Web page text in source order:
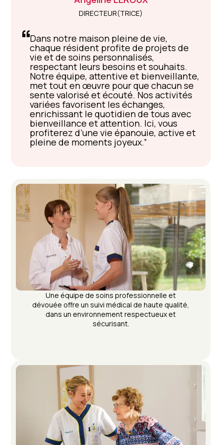
DIRECTEUR(TRICE)
Dans notre maison pleine de vie,
chaque résident profite de projets de
vie et de soins personnalisés,
respectant leurs besoins et souhaits.
Notre équipe, attentive et bienveillante,
met tout en œuvre pour que chacun se
sente valorisé et écouté. Nos activités
variées favorisent les échanges,
enrichissant le quotidien de tous avec
bienveillance et attention. Ici, vous
profiterez d’une vie épanouie, active et
pleine de moments joyeux.
Une équipe de soins professionnelle et
dévouée offre un suivi médical de haute qualité,
dans un environnement respectueux et
sécurisant.